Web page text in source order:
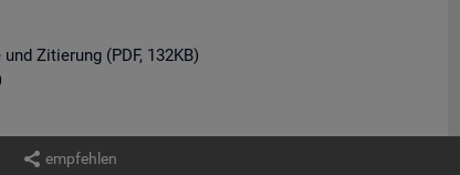
Zitierung (PDF, 132KB)
empfehlen